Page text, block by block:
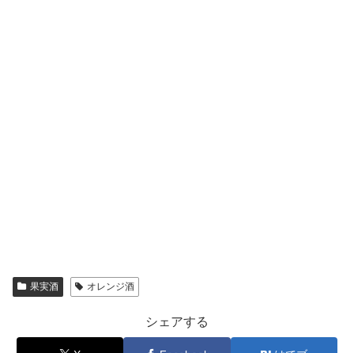
果実酒 オレンジ酒
シェアする